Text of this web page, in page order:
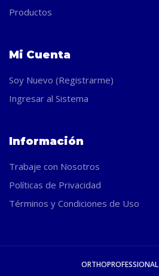
Productos
Mi Cuenta
Soy Nuevo (Registrarme)
Ingresar al Sistema
Información
Trabaje con Nosotros
Políticas de Privacidad
Términos y Condiciones de Uso
ORTHOPROFESSIONAL